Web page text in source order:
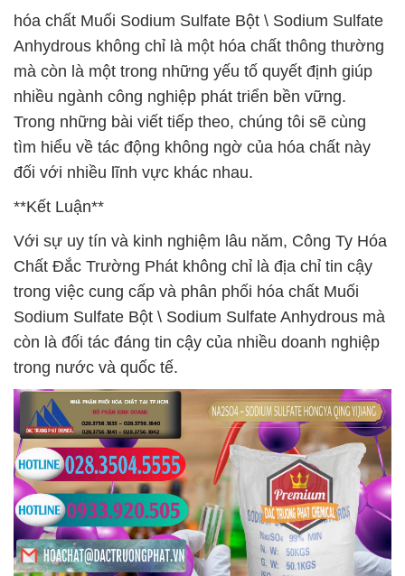
hóa chất Muối Sodium Sulfate Bột \ Sodium Sulfate
Anhydrous không chỉ là một hóa chất thông thường
mà còn là một trong những yếu tố quyết định giúp
nhiều ngành công nghiệp phát triển bền vững.
Trong những bài viết tiếp theo, chúng tôi sẽ cùng
tìm hiểu về tác động không ngờ của hóa chất này
đối với nhiều lĩnh vực khác nhau.
**Kết Luận**
Với sự uy tín và kinh nghiệm lâu năm, Công Ty Hóa
Chất Đắc Trường Phát không chỉ là địa chỉ tin cậy
trong việc cung cấp và phân phối hóa chất Muối
Sodium Sulfate Bột \ Sodium Sulfate Anhydrous mà
còn là đối tác đáng tin cậy của nhiều doanh nghiệp
trong nước và quốc tế.